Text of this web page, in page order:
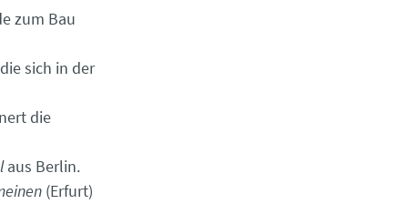
zum Bau
sich in der
die
aus Berlin.
(Erfurt)